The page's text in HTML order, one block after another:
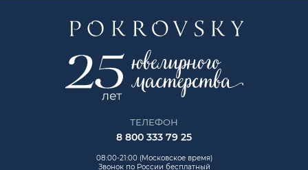
ТЕЛЕФОН
8 800 333 79 25
08:00-21:00 (Московское время)
Звонок по России бесплатный